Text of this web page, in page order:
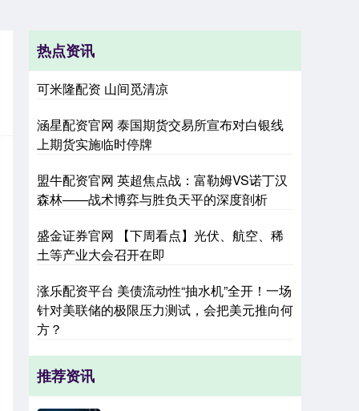
热点资讯
可米隆配资 山间觅清凉
涵星配资官网 泰国期货交易所宣布对白银线
上期货实施临时停牌
盟牛配资官网 英超焦点战：富勒姆VS诺丁汉
森林——战术博弈与胜负天平的深度剖析
盛金证券官网 【下周看点】光伏、航空、稀
土等产业大会召开在即
涨乐配资平台 美债流动性“抽水机”全开！一场
针对美联储的极限压力测试，会把美元推向何
方？
推荐资讯